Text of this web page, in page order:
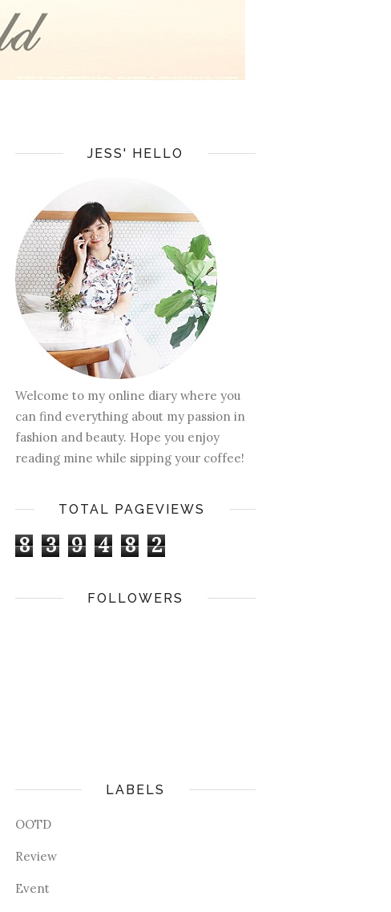
JESS' HELLO
Welcome to my online diary where you
can find everything about my passion in
fashion and beauty. Hope you enjoy
reading mine while sipping your coffee!
TOTAL PAGEVIEWS
8 3 9 4 8 2
FOLLOWERS
LABELS
OOTD
Review
Event